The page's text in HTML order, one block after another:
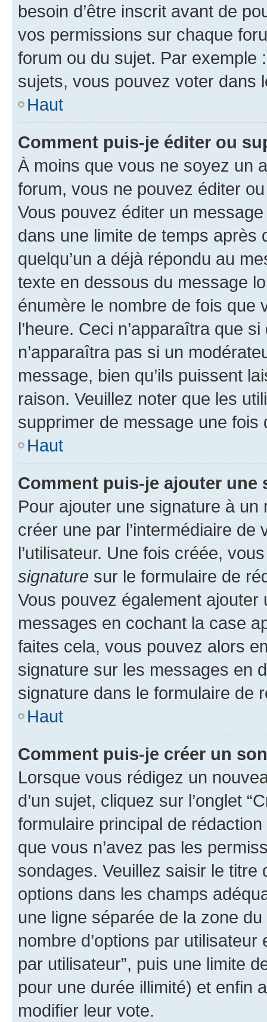
besoin d’être inscrit avant de
vos permissions sur chaque
forum ou du sujet. Par exemple
sujets, vous pouvez voter dans
Haut
Comment puis-je éditer ou
À moins que vous ne soyez un
forum, vous ne pouvez éditer
Vous pouvez éditer un
dans une limite de temps après
quelqu’un a déjà répondu au
texte en dessous du message
énumère le nombre de fois que
l’heure. Ceci n’apparaîtra que
n’apparaîtra pas si un
message, bien qu’ils puissent
raison. Veuillez noter que les
supprimer de message une fois
Haut
Comment puis-je ajouter une
Pour ajouter une signature à un
créer une par l’intermédiaire
l’utilisateur. Une fois créée,
signature sur le formulaire de
Vous pouvez également
messages en cochant la case
faites cela, vous pouvez alors
signature sur les messages en
signature dans le formulaire de
Haut
Comment puis-je créer un
Lorsque vous rédigez un
d’un sujet, cliquez sur l’onglet
formulaire principal de
que vous n’avez pas les
sondages. Veuillez saisir le
options dans les champs
une ligne séparée de la zone
nombre d’options par
par utilisateur”, puis une limite
pour une durée illimité) et enfin
modifier leur vote.